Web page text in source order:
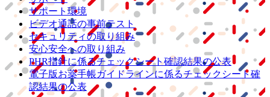
サポート環境
ビデオ通話の事前テスト
セキュリティの取り組み
安心安全への取り組み
PHR指針に係るチェックシート確認結果の公表
電子版お薬手帳ガイドラインに係るチェックシート確
認結果の公表